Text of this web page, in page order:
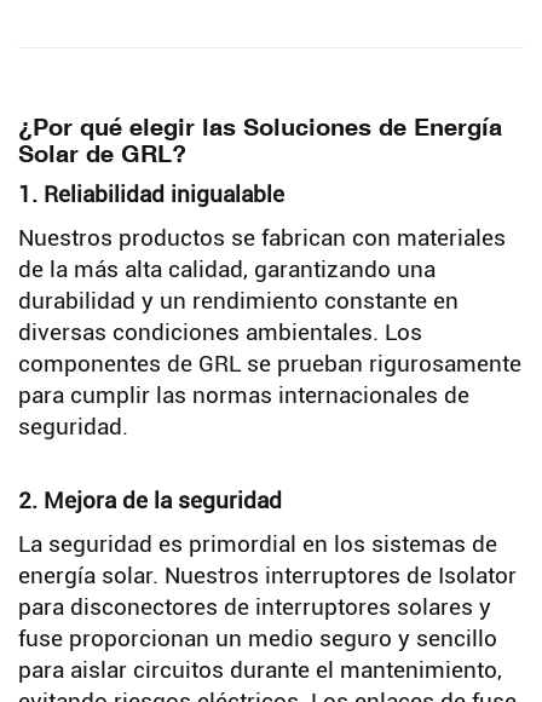
¿Por qué elegir las Soluciones de Energía
Solar de GRL?
1. Reliabilidad inigualable
Nuestros productos se fabrican con materiales
de la más alta calidad, garantizando una
durabilidad y un rendimiento constante en
diversas condiciones ambientales. Los
componentes de GRL se prueban rigurosamente
para cumplir las normas internacionales de
seguridad.
2. Mejora de la seguridad
La seguridad es primordial en los sistemas de
energía solar. Nuestros interruptores de Isolator
para disconectores de interruptores solares y
fuse proporcionan un medio seguro y sencillo
para aislar circuitos durante el mantenimiento,